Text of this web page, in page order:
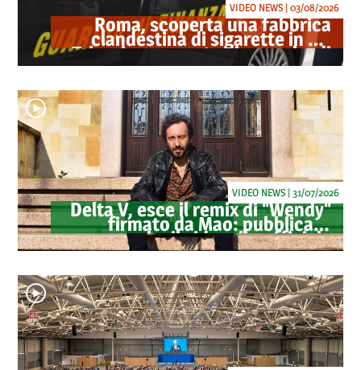
Roma, scoperta una fabbrica
clandestina di sigarette in via
Trigoria: sequestrati 1.350 kg di
tabacco
VIDEO NEWS | 03/08/2026
Delta V, esce il remix di "Wendy"
firmato da Mao: pubblicato
anche il videoclip ufficiale
VIDEO NEWS | 31/07/2026